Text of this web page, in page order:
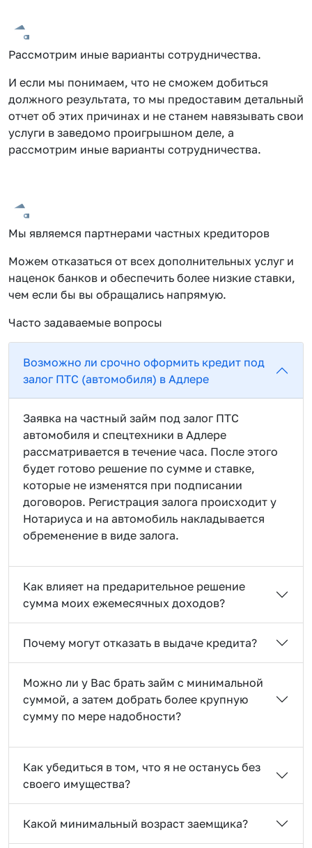
Рассмотрим иные варианты сотрудничества.
И если мы понимаем, что не сможем добиться
должного результата, то мы предоставим детальный
отчет об этих причинах и не станем навязывать свои
услуги в заведомо проигрышном деле, а
рассмотрим иные варианты сотрудничества.
Мы являемся партнерами частных кредиторов
Можем отказаться от всех дополнительных услуг и
наценок банков и обеспечить более низкие ставки,
чем если бы вы обращались напрямую.
Часто задаваемые вопросы
Возможно ли срочно оформить кредит под
залог ПТС (автомобиля) в Адлере
Заявка на частный займ под залог ПТС
автомобиля и спецтехники в Адлере
рассматривается в течение часа. После этого
будет готово решение по сумме и ставке,
которые не изменятся при подписании
договоров. Регистрация залога происходит у
Нотариуса и на автомобиль накладывается
обременение в виде залога.
Как влияет на предарительное решение
сумма моих ежемесячных доходов?
Почему могут отказать в выдаче кредита?
Можно ли у Вас брать займ с минимальной
суммой, а затем добрать более крупную
сумму по мере надобности?
Как убедиться в том, что я не останусь без
своего имущества?
Какой минимальный возраст заемщика?